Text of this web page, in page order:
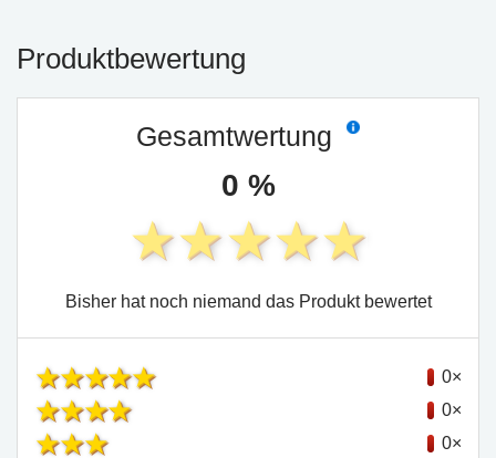
Produktbewertung
Gesamtwertung
0 %
Bisher hat noch niemand das Produkt bewertet
0×
0×
0×